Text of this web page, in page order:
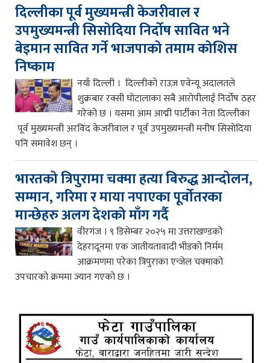
दिल्लीका पूर्व मुख्यमन्त्री केजरीवाल र
उपमुख्यमन्त्री सिसोदिया निर्दोष सावित भने
बेइमान सावित गर्ने भाजपाको तमाम कोशिस
निष्काम
नयाँ दिल्ली । दिल्लीको राउज़ एवेन्यू अदालतले
शुक्रबार रक्सी घोटालाका सबै आरोपीलाई निर्दोष ठहर
गरेको छ । यसमा आम आद्मी पार्टीका नेता दिल्लीका
पूर्व मुख्यमन्त्री अरविंद केजरीवाल र पूर्व उपमुख्यमन्त्री मनीष सिसोदिया
पनि समावेश छन् ।
भारतको त्रिपुरामा चक्मा हत्या बिरुद्ध आन्दोलन,
सम्मान, गरिमा र माया नपाएका पूर्वोतरका
मान्छेहरु अलग देशको माँग गर्दै
वीरगंज । ९ डिसेम्बर २०२५ मा उत्तराखण्डको
देहरादूनमा एक जातीयतावादी भीडको निर्मम
आक्रमणमा परेका त्रिपुराका एन्जेल चक्माको
उपचारको क्रममा ज्यान गएको छ ।